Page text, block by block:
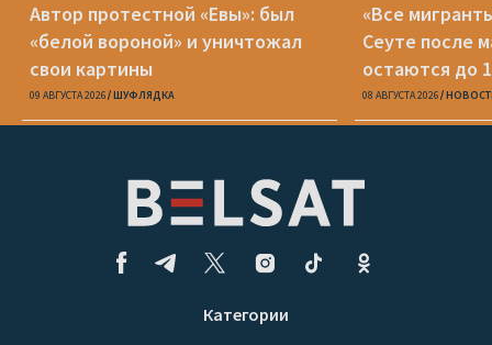
Автор протестной «Евы»: был
«белой вороной» и уничтожал
свои картины
09 АВГУСТА 2026 ШУФЛЯДКА
«Все
Сеуте после
остаются до
08 АВГУСТА 2026
Категории